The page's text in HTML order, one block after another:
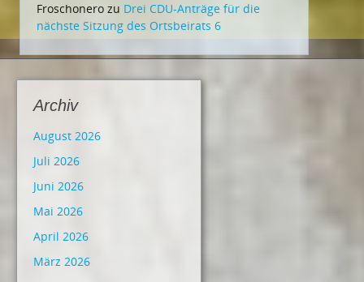
Froschonero zu Drei CDU-Anträge für die
nächste Sitzung des Ortsbeirats 6
Archiv
August 2026
Juli 2026
Juni 2026
Mai 2026
April 2026
März 2026